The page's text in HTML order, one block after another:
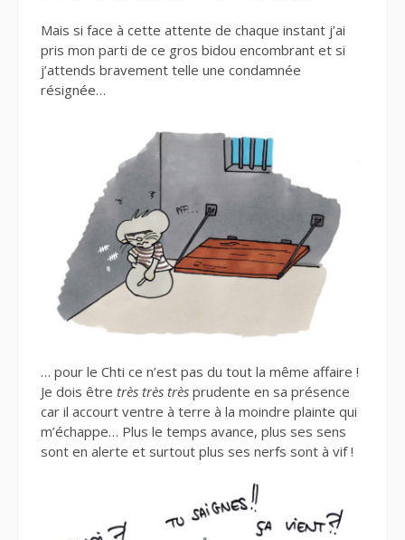
Mais si face à cette attente de chaque instant j’ai
pris mon parti de ce gros bidou encombrant et si
j’attends bravement telle une condamnée
résignée…
… pour le Chti ce n’est pas du tout la même affaire !
Je dois être très très très prudente en sa présence
car il accourt ventre à terre à la moindre plainte qui
m’échappe… Plus le temps avance, plus ses sens
sont en alerte et surtout plus ses nerfs sont à vif !